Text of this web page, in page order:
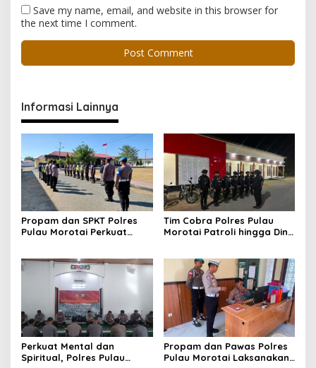
Save my name, email, and website in this browser for
the next time I comment.
Informasi Lainnya
Propam dan SPKT Polres
Pulau Morotai Perkuat
Selama 1×24 Jam
Tim Cobra Polres Pulau
Morotai Patroli hingga Dini
Perkuat Mental dan
Spiritual, Polres Pulau
Propam dan Pawas Polres
Pulau Morotai Laksanakan